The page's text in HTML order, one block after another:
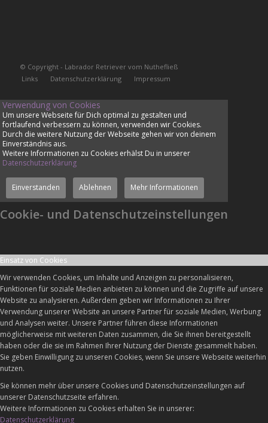
© Copyright - Labrador Retriever vom Nuthefließ
Links
Datenschutzerklärung Impressum
Verwendung von Cookies
Um unsere Webseite für Dich optimal zu gestalten und
fortlaufend verbessern zu können, verwenden wir Cookies.
Durch die weitere Nutzung der Webseite gehen wir von deinem
Einverständnis aus.
Weitere Informationen zu Cookies erhälst Du in unserer
Datenschutzerklärung
Einverstanden Ablehnen Mehr Informationen
Cookie- und Datenschutzeinstellungen
Einsatz von Cookies
Wir verwenden Cookies, um Inhalte und Anzeigen zu personalisieren,
Funktionen für soziale Medien anbieten zu können und die Zugriffe auf unsere
Website zu analysieren. Außerdem geben wir Informationen zu Ihrer
Verwendung unserer Website an unsere Partner für soziale Medien, Werbung
und Analysen weiter. Unsere Partner führen diese Informationen
möglicherweise mit weiteren Daten zusammen, die Sie ihnen bereitgestellt
haben oder die sie im Rahmen Ihrer Nutzung der Dienste gesammelt haben.
Sie geben Einwilligung zu unseren Cookies, wenn Sie unsere Webseite weiterhin
nutzen.
Sie können mehr über unsere Cookies und Datenschutzeinstellungen auf
unserer Datenschutzseite erfahren.
Weitere Informationen zu Cookies erhalten Sie in unserer:
Datenschutzerklärung